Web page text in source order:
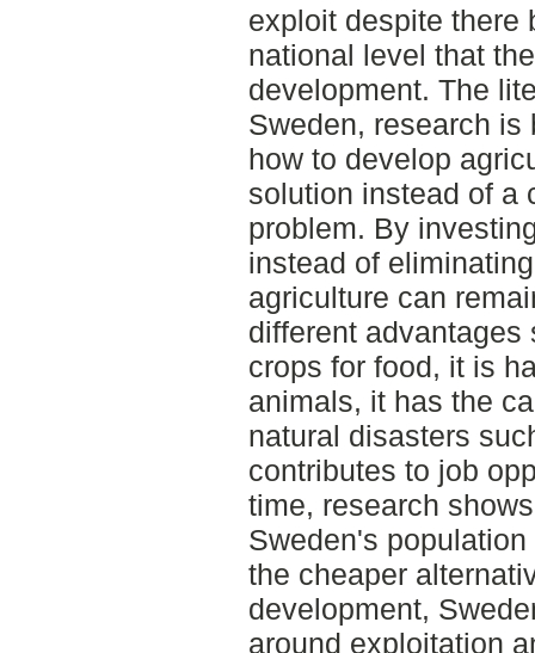
exploit despite there
national level that
development. The
Sweden, research
how to develop
solution instead of a
problem. By
instead of
agriculture can
different
crops for food, it is
animals, it has the
natural disasters
contributes to job
time, research
Sweden's
the cheaper
development,
around exploitation